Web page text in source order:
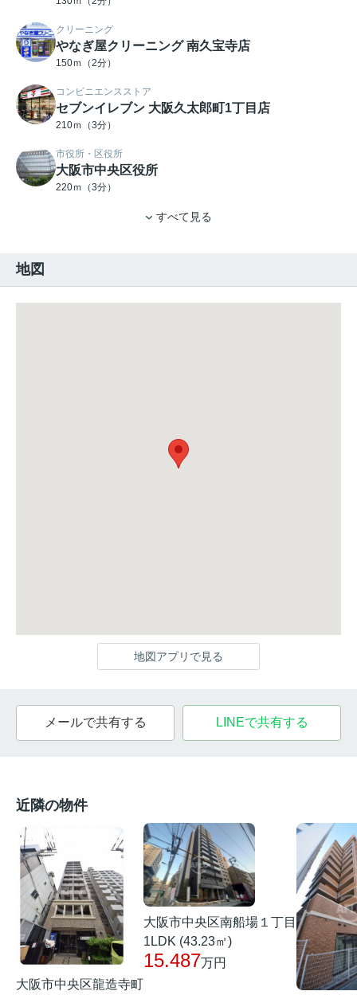
クリーニング
やなぎ屋クリーニング 南久宝寺店
150ｍ（2分）
コンビニエンスストア
セブンイレブン 大阪久太郎町1丁目店
210ｍ（3分）
市役所・区役所
大阪市中央区役所
220ｍ（3分）
すべて見る
地図
地図アプリで見る
メールで共有する LINEで共有する
近隣の物件
大阪市中央区龍造寺町
大阪市中央区南船場１丁目
1LDK (43.23㎡)
15.487万円